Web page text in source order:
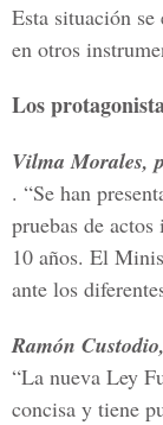
Esta situación
en otros
Los
Vilma Morales,
. “Se han
pruebas de
10 años. El
ante los
Ramón
“La nueva Ley
concisa y tiene